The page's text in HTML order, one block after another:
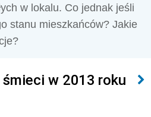
w lokalu. Co jednak jeśli
stanu mieszkańców? Jakie
śmieci w 2013 roku